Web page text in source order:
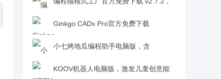
编程学习变奇幻冒险超有趣v2.7.2
Ginkgo CADx Pro官方免费下载
v3.7.1，图像精准融合助力深度诊断分析v3.7.1
小七烤地瓜编程助手电脑版，含
hmacsha 算法，代码调试高效又给力v2.6
KOOV机器人电脑版，激发儿童创意能